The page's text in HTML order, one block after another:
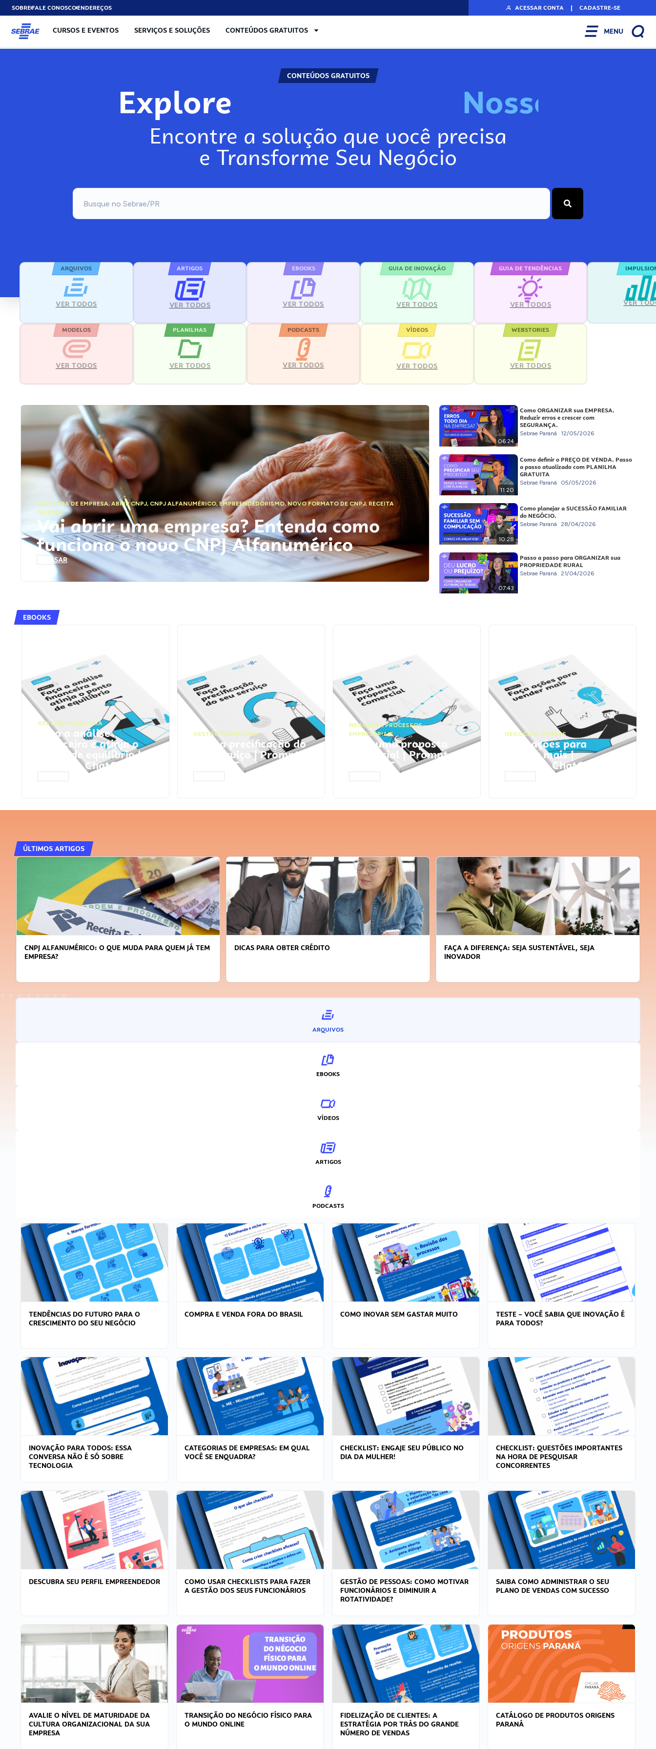
SOBREFALE CONOSCOENDEREÇOS ACESSAR CONTA | CADASTRE-SE
CURSOS E EVENTOS SERVIÇOS E SOLUÇÕES CONTEÚDOS GRATUITOS MENU
CONTEÚDOS GRATUITOS
Explore Nosso
Encontre a solução que você precisa
e Transforme Seu Negócio
ARQUIVOS
VER TODOS
ARTIGOS
VER TODOS
EBOOKS
VER TODOS
GUIA DE INOVAÇÃO
VER TODOS
GUIA DE TENDÊNCIAS
VER TODOS VER
MODELOS
VER TODOS
PLANILHAS
VER TODOS
PODCASTS
VER TODOS
VÍDEOS
VER TODOS
WEBSTORIES
VER TODOS
ABERTURA DE EMPRESA,ABRIR CNPJ, CNPJ ALFANUMÉRICO, EMPREENDEDORISMO,NOVO FORMATO DE CNPJ,RECEITA
FEDERAL
Vai abrir uma empresa? Entenda como
funciona o novo CNPJ Alfanumérico
ACESSAR
06:24
Como ORGANIZAR sua EMPRESA.
Reduzir erros e crescer com
SEGURANÇA.
Sebrae Paraná 12/05/2026
11:20
Como definir o PREÇO DE VENDA. Passo
a passo atualizado com PLANILHA
GRATUITA
Sebrae Paraná 05/05/2026
10:28
Como planejar a SUCESSÃO FAMILIAR
do NEGÓCIO.
Sebrae Paraná 28/04/2026
07:43
Passo a passo para ORGANIZAR sua
PROPRIEDADE RURAL
Sebrae Paraná 21/04/2026
EBOOKS
GESTÃO FINANCEIRA
Faça a análise
financeira e atinja o
ponto de equilíbrio |
Prompts ChatGPT
GESTÃO FINANCEIRA
Faça a precificação do
seu serviço | Prompts
ChatGPT
NEGÓCIOS,PROCESSOS
EMPRESARIAIS
Faça uma proposta
comercial | Prompts
ChatGPT
NEGÓCIOS, VENDAS
Faça ações para
vender mais |
Prompts ChatGPT
ÚLTIMOS ARTIGOS
CNPJ ALFANUMÉRICO: O QUE MUDA PARA QUEM JÁ TEM
EMPRESA?
DICAS PARA OBTER CRÉDITO
FAÇA A DIFERENÇA: SEJA SUSTENTÁVEL, SEJA
INOVADOR
ARQUIVOS
EBOOKS
VÍDEOS
ARTIGOS
PODCASTS
TENDÊNCIAS DO FUTURO PARA O
CRESCIMENTO DO SEU NEGÓCIO
COMPRA E VENDA FORA DO BRASIL COMO INOVAR SEM GASTAR MUITO
TESTE – VOCÊ SABIA QUE INOVAÇÃO É
PARA TODOS?
INOVAÇÃO PARA TODOS: ESSA
CONVERSA NÃO É SÓ SOBRE
TECNOLOGIA
CATEGORIAS DE EMPRESAS: EM QUAL
VOCÊ SE ENQUADRA?
CHECKLIST: ENGAJE SEU PÚBLICO NO
DIA DA MULHER!
CHECKLIST: QUESTÕES IMPORTANTES
NA HORA DE PESQUISAR
CONCORRENTES
DESCUBRA SEU PERFIL EMPREENDEDOR
COMO USAR CHECKLISTS PARA FAZER
A GESTÃO DOS SEUS FUNCIONÁRIOS
GESTÃO DE PESSOAS: COMO MOTIVAR
FUNCIONÁRIOS E DIMINUIR A
ROTATIVIDADE?
SAIBA COMO ADMINISTRAR O SEU
PLANO DE VENDAS COM SUCESSO
AVALIE O NÍVEL DE MATURIDADE DA
CULTURA ORGANIZACIONAL DA SUA
EMPRESA
TRANSIÇÃO DO NEGÓCIO FÍSICO PARA
O MUNDO ONLINE
FIDELIZAÇÃO DE CLIENTES: A
ESTRATÉGIA POR TRÁS DO GRANDE
NÚMERO DE VENDAS
CATÁLOGO DE PRODUTOS ORIGENS
PARANÁ